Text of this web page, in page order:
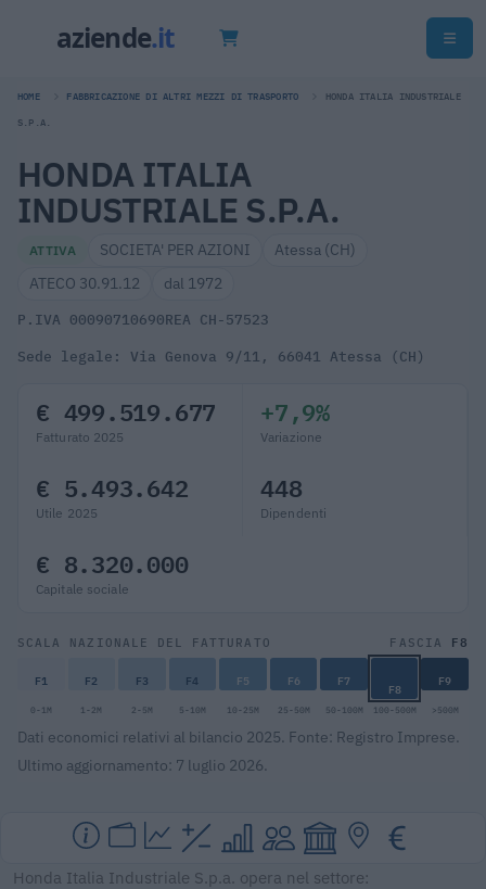
HOME FABBRICAZIONE DI ALTRI MEZZI DI TRASPORTO HONDA ITALIA INDUSTRIALE
S.P.A.
HONDA ITALIA
INDUSTRIALE S.P.A.
ATTIVA SOCIETA' PER AZIONI
Atessa (CH)
ATECO 30.91.12
dal 1972
P.IVA 00090710690REA CH-57523
Sede legale: Via Genova 9/11, 66041 Atessa (CH)
€ 499.519.677
Fatturato 2025
+7,9%
Variazione
€ 5.493.642
Utile 2025
448
Dipendenti
€ 8.320.000
Capitale sociale
SCALA NAZIONALE DEL FATTURATO FASCIA F8
F1 F2 F3 F4 F5 F6 F7 F8 F9
0-1M 1-2M 2-5M 5-10M 10-25M 25-50M 50-100M 100-500M >500M
Dati economici relativi al bilancio 2025. Fonte: Registro Imprese.
Ultimo aggiornamento: 7 luglio 2026.
Honda Italia Industriale S.p.a. opera nel settore: